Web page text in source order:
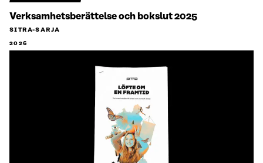
Verksamhetsberättelse och bokslut 2025
SITRA-SARJA
2026